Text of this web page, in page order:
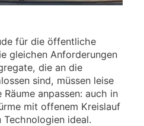
für die öffentliche
gleichen Anforderungen
die an die
sind, müssen leise
anpassen: auch in
mit offenem Kreislauf
Technologien ideal.